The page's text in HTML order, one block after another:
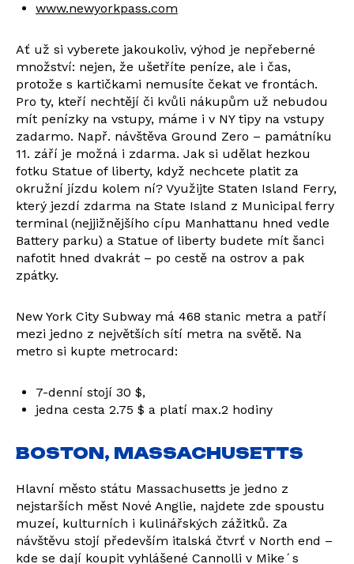
www.newyorkpass.com
Ať už si vyberete jakoukoliv, výhod je nepřeberné
množství: nejen, že ušetříte peníze, ale i čas,
protože s kartičkami nemusíte čekat ve frontách.
Pro ty, kteří nechtějí či kvůli nákupům už nebudou
mít penízky na vstupy, máme i v NY tipy na vstupy
zadarmo. Např. návštěva Ground Zero – památníku
11. září je možná i zdarma. Jak si udělat hezkou
fotku Statue of liberty, když nechcete platit za
okružní jízdu kolem ní? Využijte Staten Island Ferry,
který jezdí zdarma na State Island z Municipal ferry
terminal (nejjižnějšího cípu Manhattanu hned vedle
Battery parku) a Statue of liberty budete mít šanci
nafotit hned dvakrát – po cestě na ostrov a pak
zpátky.
New York City Subway má 468 stanic metra a patří
mezi jedno z největších sítí metra na světě. Na
metro si kupte metrocard:
7-denní stojí 30 $,
jedna cesta 2.75 $ a platí max.2 hodiny
BOSTON, MASSACHUSETTS
Hlavní město státu Massachusetts je jedno z
nejstarších měst Nové Anglie, najdete zde spoustu
muzeí, kulturních i kulinářských zážitků. Za
návštěvu stojí především italská čtvrť v North end –
kde se dají koupit vyhlášené Cannolli v Mike´s